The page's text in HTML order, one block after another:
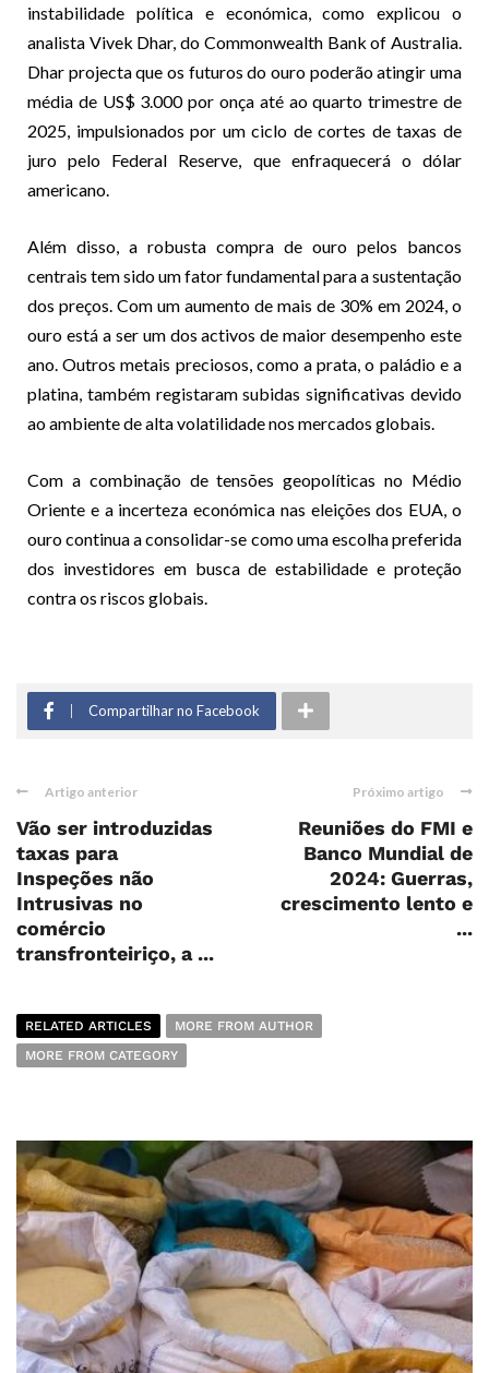
instabilidade política e económica, como explicou o
analista Vivek Dhar, do Commonwealth Bank of Australia.
Dhar projecta que os futuros do ouro poderão atingir uma
média de US$ 3.000 por onça até ao quarto trimestre de
2025, impulsionados por um ciclo de cortes de taxas de
juro pelo Federal Reserve, que enfraquecerá o dólar
americano.
Além disso, a robusta compra de ouro pelos bancos
centrais tem sido um fator fundamental para a sustentação
dos preços. Com um aumento de mais de 30% em 2024, o
ouro está a ser um dos activos de maior desempenho este
ano. Outros metais preciosos, como a prata, o paládio e a
platina, também registaram subidas significativas devido
ao ambiente de alta volatilidade nos mercados globais.
Com a combinação de tensões geopolíticas no Médio
Oriente e a incerteza económica nas eleições dos EUA, o
ouro continua a consolidar-se como uma escolha preferida
dos investidores em busca de estabilidade e proteção
contra os riscos globais.
Compartilhar no Facebook
Artigo anterior
Vão ser introduzidas
taxas para
Inspeções não
Intrusivas no
comércio
transfronteiriço, a ...
Próximo artigo
Reuniões do FMI e
Banco Mundial de
2024: Guerras,
crescimento lento e
...
RELATED ARTICLES
MORE FROM AUTHOR
MORE FROM CATEGORY